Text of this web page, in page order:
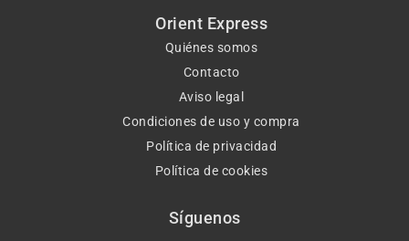
Orient Express
Quiénes somos
Contacto
Aviso legal
Condiciones de uso y compra
Política de privacidad
Política de cookies
Síguenos